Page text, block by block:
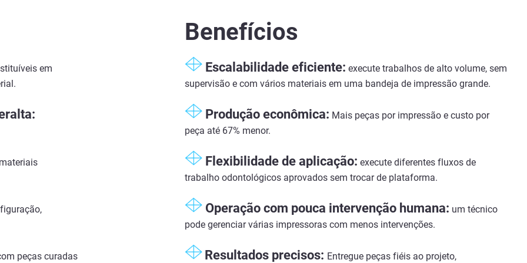
em
peças curadas
Benefícios
Escalabilidade eficiente: execute trabalhos de alto volume, sem
supervisão e com vários materiais em uma bandeja de impressão grande.
Produção econômica: Mais peças por impressão e custo por
peça até 67% menor.
Flexibilidade de aplicação: execute diferentes fluxos de
trabalho odontológicos aprovados sem trocar de plataforma.
Operação com pouca intervenção humana: um técnico
pode gerenciar várias impressoras com menos intervenções.
Resultados precisos: Entreguepeças fiéis ao projeto,